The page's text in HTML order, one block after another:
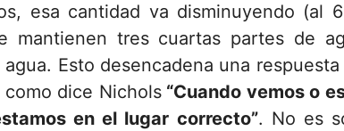
esa cantidad va disminuyendo (al
mantienen tres cuartas partes de
agua. Esto desencadena una
dice Nichols“Cuando vemos o
en el lugar correcto”. No es